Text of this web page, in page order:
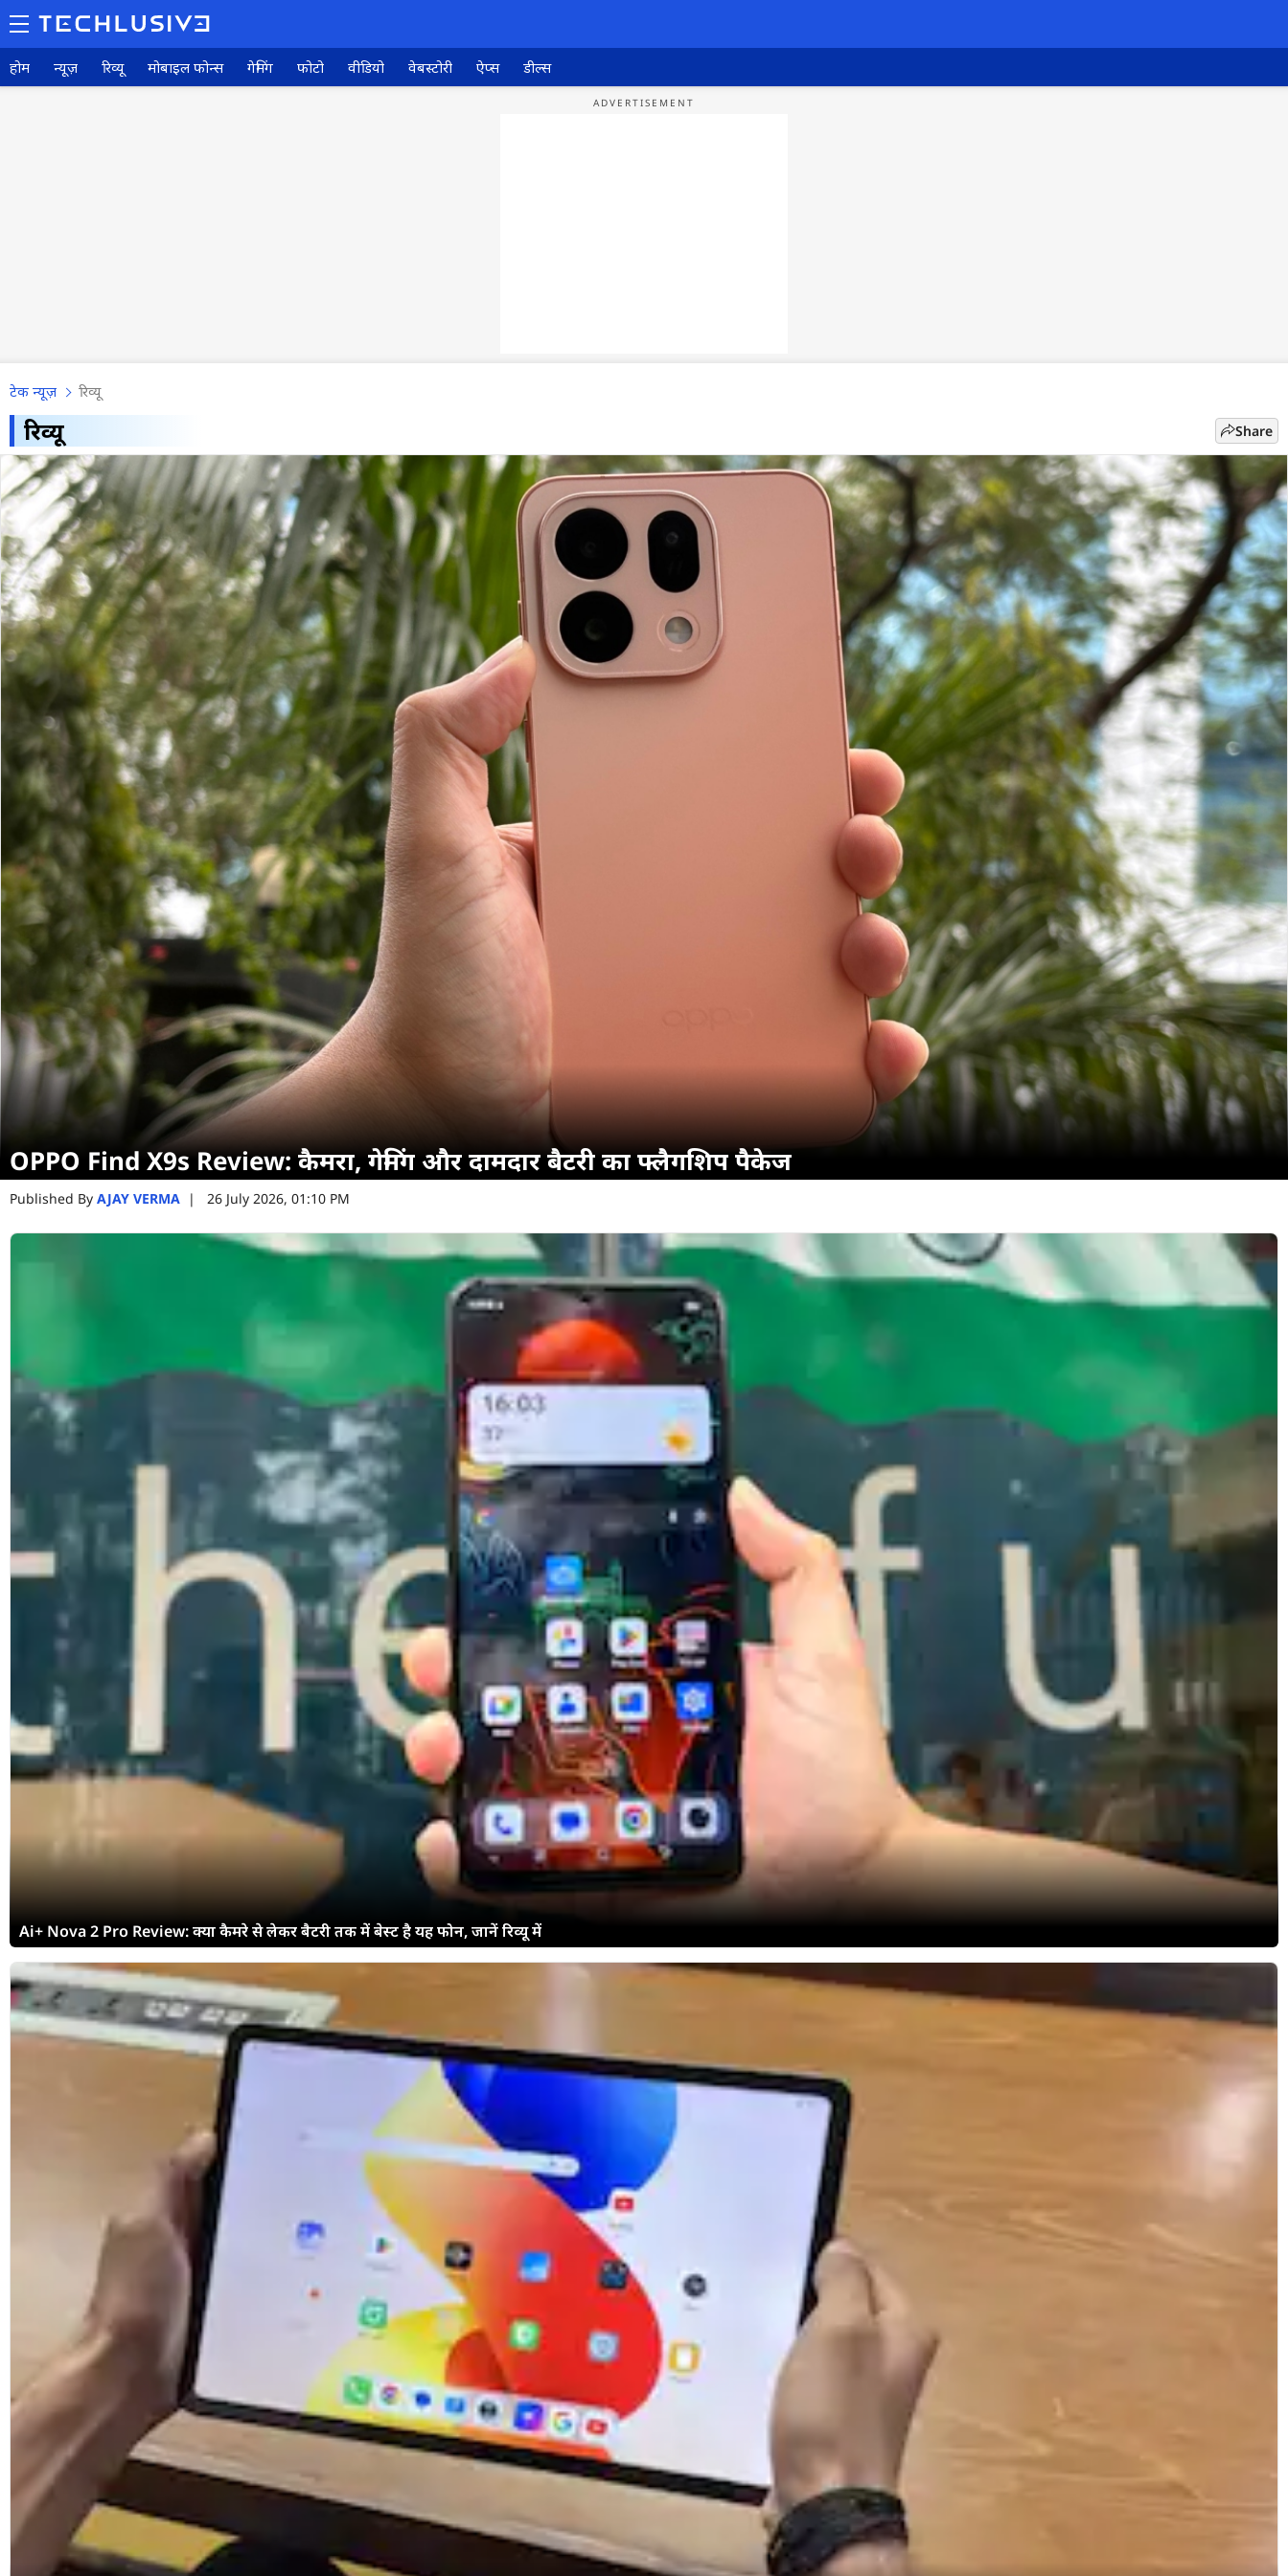
होम न्यूज़ रिव्यू मोबाइल फोन्स गेमिंग फोटो वीडियो वेबस्टोरी ऐप्स डील्स
टेक न्यूज़ रिव्यू
रिव्यू Share
OPPO Find X9s Review: कैमरा, गेमिंग और दामदार बैटरी का फ्लैगशिप पैकेज
Published By AJAY VERMA | 26 July 2026, 01:10 PM
Ai+ Nova 2 Pro Review: क्या कैमरे से लेकर बैटरी तक में बेस्ट है यह फोन, जानें रिव्यू में